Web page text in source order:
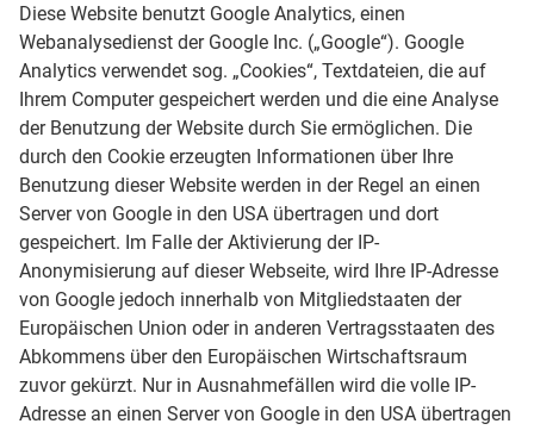
Diese Website benutzt Google Analytics, einen
Webanalysedienst der Google Inc. („Google“). Google
Analytics verwendet sog. „Cookies“, Textdateien, die auf
Ihrem Computer gespeichert werden und die eine Analyse
der Benutzung der Website durch Sie ermöglichen. Die
durch den Cookie erzeugten Informationen über Ihre
Benutzung dieser Website werden in der Regel an einen
Server von Google in den USA übertragen und dort
gespeichert. Im Falle der Aktivierung der IP-
Anonymisierung auf dieser Webseite, wird Ihre IP-Adresse
von Google jedoch innerhalb von Mitgliedstaaten der
Europäischen Union oder in anderen Vertragsstaaten des
Abkommens über den Europäischen Wirtschaftsraum
zuvor gekürzt. Nur in Ausnahmefällen wird die volle IP-
Adresse an einen Server von Google in den USA übertragen